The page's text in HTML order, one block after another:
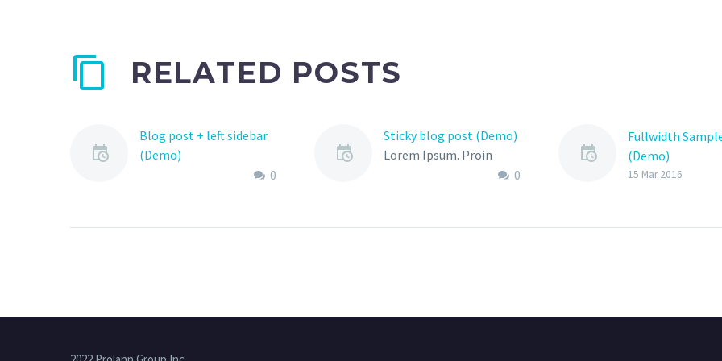
RELATED POSTS
Blog post + left sidebar
(Demo)
sollicitudin, lorem quis
0
Sticky blog post (Demo)
Lorem Ipsum. Proin
bibendum auctor, nisi elit
0
Fullwidth
(Demo)
15 Mar 2016